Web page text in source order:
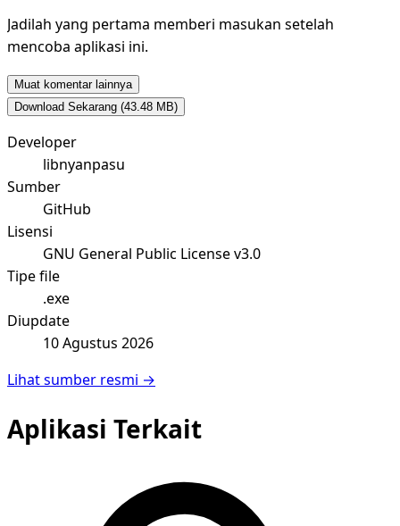
Jadilah yang pertama memberi masukan setelah
mencoba aplikasi ini.
Muat komentar lainnya
Download Sekarang (43.48 MB)
Developer
libnyanpasu
Sumber
GitHub
Lisensi
GNU General Public License v3.0
Tipe file
.exe
Diupdate
10 Agustus 2026
Lihat sumber resmi →
Aplikasi Terkait